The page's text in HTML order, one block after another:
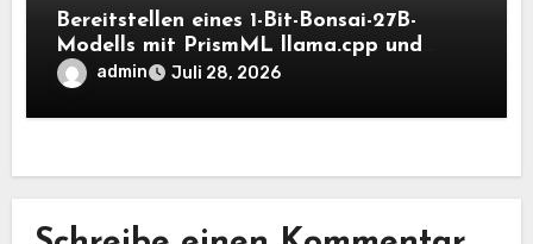
Bereitstellen eines 1-Bit-Bonsai-27B-
Modells mit PrismML llama.cpp und
OpenAI-kompatiblen lokalen Inferenz-
Workflows
admin Juli 28, 2026